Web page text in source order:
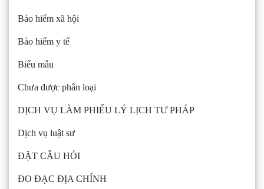
Bảo hiểm xã hội
Bảo hiểm y tế
Biểu mẫu
Chưa được phân loại
DỊCH VỤ LÀM PHIẾU LÝ LỊCH TƯ PHÁP
Dịch vụ luật sư
ĐẶT CÂU HỎI
ĐO ĐẠC ĐỊA CHÍNH